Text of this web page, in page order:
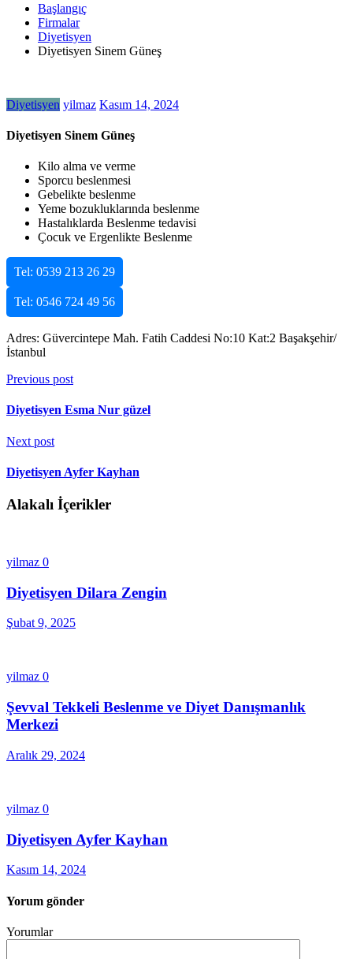
Başlangıç
Firmalar
Diyetisyen
Diyetisyen Sinem Güneş
Diyetisyen yilmaz Kasım 14, 2024
Diyetisyen Sinem Güneş
Kilo alma ve verme
Sporcu beslenmesi
Gebelikte beslenme
Yeme bozukluklarında beslenme
Hastalıklarda Beslenme tedavisi
Çocuk ve Ergenlikte Beslenme
Tel: 0539 213 26 29
Tel: 0546 724 49 56
Adres: Güvercintepe Mah. Fatih Caddesi No:10 Kat:2 Başakşehir/
İstanbul
Previous post
Diyetisyen Esma Nur güzel
Next post
Diyetisyen Ayfer Kayhan
Alakalı İçerikler
yilmaz 0
Diyetisyen Dilara Zengin
Şubat 9, 2025
yilmaz 0
Şevval Tekkeli Beslenme ve Diyet Danışmanlık
Merkezi
Aralık 29, 2024
yilmaz 0
Diyetisyen Ayfer Kayhan
Kasım 14, 2024
Yorum gönder
Yorumlar